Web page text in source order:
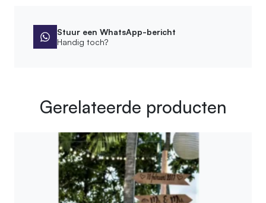
Stuur een WhatsApp-bericht
Handig toch?
Gerelateerde producten